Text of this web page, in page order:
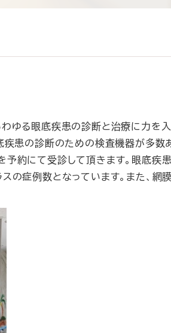
ゆる眼底疾患の診断と治療に力を
患の診断のための検査機器が多
約にて受診して頂きます。眼底疾
症例数となっています。また、網